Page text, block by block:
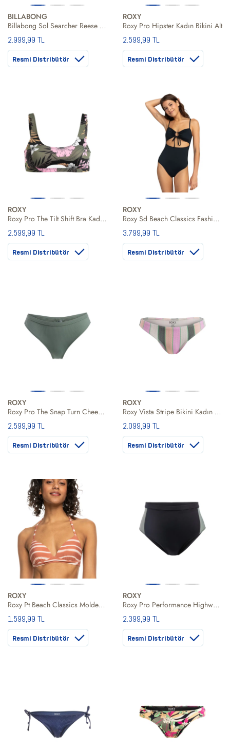
BILLABONG
Billabong Sol Searcher Reese Underwire Kadın Kahverengi Bikini Üst
2.999,99 TL
Resmi Distribütör
ROXY
Roxy Pro Hipster Kadın Bikini Alt
2.599,99 TL
Resmi Distribütör
ROXY
Roxy Pro The Tilt Shift Bra Kadın Bikini Üst
2.599,99 TL
Resmi Distribütör
ROXY
Roxy Sd Beach Classics Fashion Op Kadın Mayo
3.799,99 TL
Resmi Distribütör
ROXY
Roxy Pro The Snap Turn Cheeky Kadın Yeşil Bikini Alt
2.599,99 TL
Resmi Distribütör
ROXY
Roxy Vista Stripe Bikini Kadın Bikini Alt
2.099,99 TL
Resmi Distribütör
ROXY
Roxy Pt Beach Classics Molded Tri Kadın Bikini Üst
1.599,99 TL
Resmi Distribütör
ROXY
Roxy Pro Performance Highwaist Kadın Siyah Bikini Alt
2.399,99 TL
Resmi Distribütör